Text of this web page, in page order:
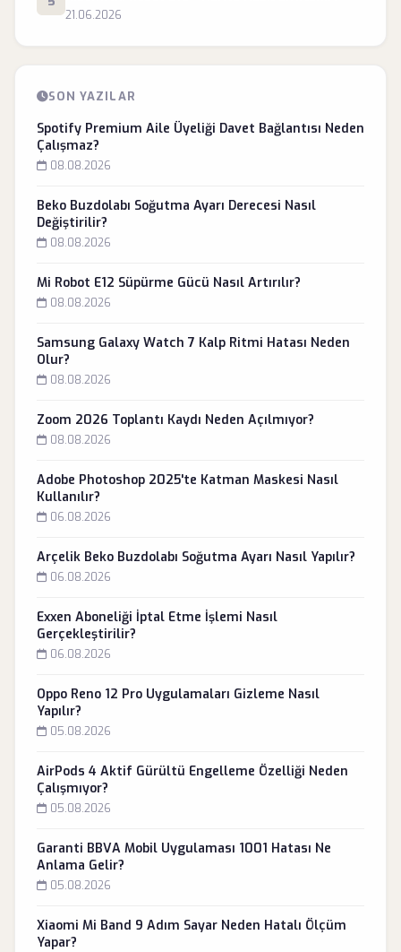
21.06.2026
SON YAZILAR
Spotify Premium Aile Üyeliği Davet Bağlantısı Neden
Çalışmaz?
08.08.2026
Beko Buzdolabı Soğutma Ayarı Derecesi Nasıl
Değiştirilir?
08.08.2026
Mi Robot E12 Süpürme Gücü Nasıl Artırılır?
08.08.2026
Samsung Galaxy Watch 7 Kalp Ritmi Hatası Neden
Olur?
08.08.2026
Zoom 2026 Toplantı Kaydı Neden Açılmıyor?
08.08.2026
Adobe Photoshop 2025'te Katman Maskesi Nasıl
Kullanılır?
06.08.2026
Arçelik Beko Buzdolabı Soğutma Ayarı Nasıl Yapılır?
06.08.2026
Exxen Aboneliği İptal Etme İşlemi Nasıl
Gerçekleştirilir?
06.08.2026
Oppo Reno 12 Pro Uygulamaları Gizleme Nasıl
Yapılır?
05.08.2026
AirPods 4 Aktif Gürültü Engelleme Özelliği Neden
Çalışmıyor?
05.08.2026
Garanti BBVA Mobil Uygulaması 1001 Hatası Ne
Anlama Gelir?
05.08.2026
Xiaomi Mi Band 9 Adım Sayar Neden Hatalı Ölçüm
Yapar?